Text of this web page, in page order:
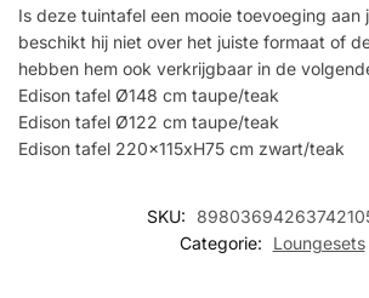
Is deze tuintafel een mooie toevoeging aan
beschikt hij niet over het juiste formaat of
hebben hem ook verkrijgbaar in de
Edison tafel Ø148 cm taupe/teak
Edison tafel Ø122 cm taupe/teak
Edison tafel 220x115xH75 cm zwart/teak
SKU:
Categorie:
Loungesets